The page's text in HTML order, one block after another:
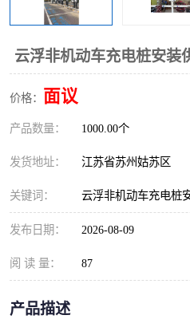
云浮非机动车充电桩安装
价格： 面议
产品数量： 1000.00个
发货地址： 江苏省苏州姑苏区
关键词： 云浮非机动车充电桩
发布日期： 2026-08-09
阅 读 量： 87
产品描述